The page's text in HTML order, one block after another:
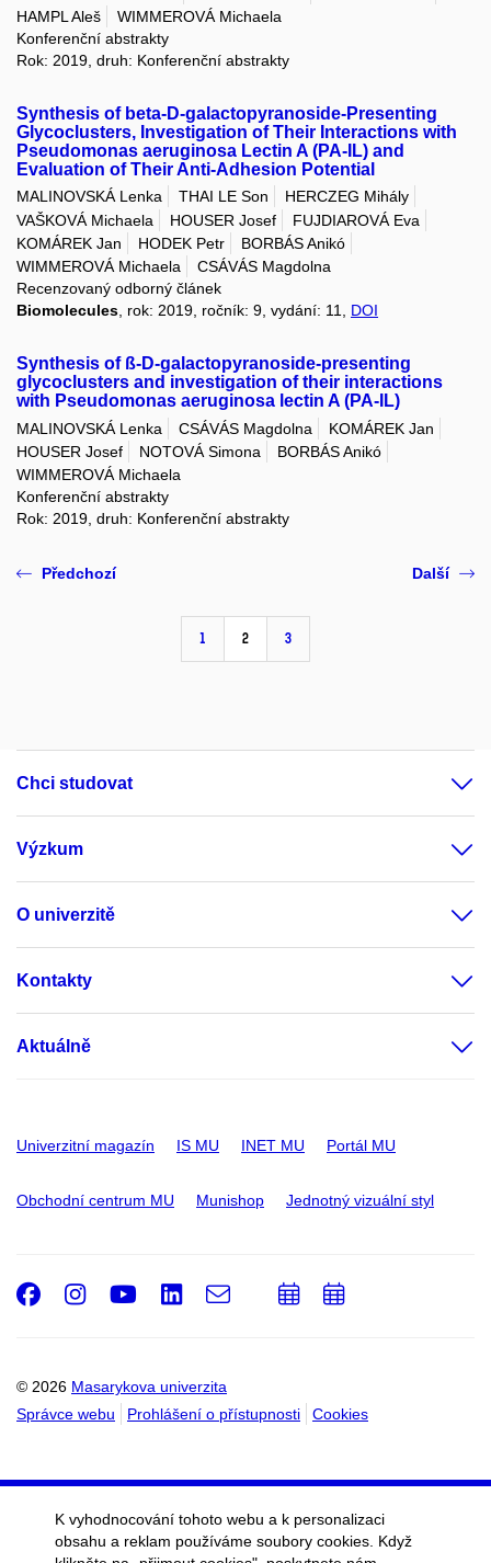
HAMPL Aleš
WIMMEROVÁ Michaela
Konferenční abstrakty
Rok: 2019, druh: Konferenční abstrakty
Synthesis of beta-D-galactopyranoside-Presenting
Glycoclusters, Investigation of Their Interactions with
Pseudomonas aeruginosa Lectin A (PA-IL) and
Evaluation of Their Anti-Adhesion Potential
MALINOVSKÁ Lenka THAI LE Son
HERCZEG Mihály
VAŠKOVÁ Michaela
HOUSER Josef
FUJDIAROVÁ Eva
KOMÁREK Jan
HODEK Petr
BORBÁS Anikó
WIMMEROVÁ Michaela
CSÁVÁS Magdolna
Recenzovaný odborný článek
Biomolecules, rok: 2019, ročník: 9, vydání: 11, DOI
Synthesis of ß-D-galactopyranoside-presenting
glycoclusters and investigation of their interactions
with Pseudomonas aeruginosa lectin A (PA-IL)
MALINOVSKÁ Lenka CSÁVÁS Magdolna
KOMÁREK Jan
HOUSER Josef
NOTOVÁ Simona
BORBÁS Anikó
WIMMEROVÁ Michaela
Konferenční abstrakty
Rok: 2019, druh: Konferenční abstrakty
Předchozí
1 2 3
Další
Chci studovat
Výzkum
O univerzitě
Kontakty
Aktuálně
Univerzitní magazín IS MU INET MU Portál MU
Obchodní centrum MU Munishop Jednotný vizuální styl
© 2026 Masarykova univerzita
Správce webu
Prohlášení o přístupnosti Cookies
Facebook
Instagram
Youtube
LinkedIn
e-
PřidatPřidat
K vyhodnocování tohoto webu a k personalizaci
obsahu a reklam používáme soubory cookies. Když